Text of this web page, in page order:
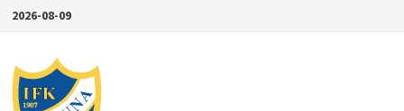
Hoppa
2026-08-09